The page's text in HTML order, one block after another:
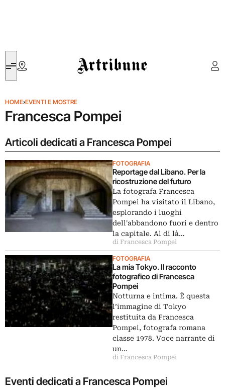
Artribune
HOME›EVENTI E MOSTRE
Francesca Pompei
Articoli dedicati a Francesca Pompei
FOTOGRAFIA
Reportage dal Libano. Per la
ricostruzione del futuro
La fotografa Francesca
Pompei ha visitato il Libano,
esplorando i luoghi
dell'abbandono fuori e dentro
la capitale. Al di là…
di Francesca Pompei
FOTOGRAFIA
La mia Tokyo. Il racconto
fotografico di Francesca
Pompei
Notturna e intima. È questa
l’immagine di Tokyo
restituita da Francesca
Pompei, fotografa romana
classe 1978. Voce narrante di
un…
di Francesca Pompei
Eventi dedicati a Francesca Pompei